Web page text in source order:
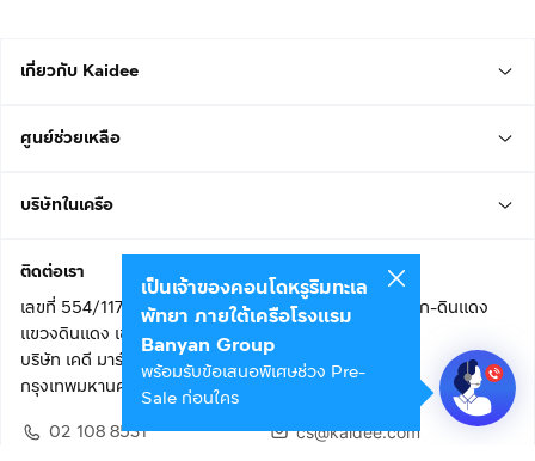
เกี่ยวกับ Kaidee
ศูนย์ช่วยเหลือ
บริษัทในเครือ
ติดต่อเรา
เลขที่ 554/117 อาคารสกายไนน์ เซ็นเตอร์ ชั้น 22 ถนนอโศก-ดินแดง
แขวงดินแดง เขตดินแดง
บริษัท เคดี มาร์เก็ตเพลส จำกัด (สำนักงานใหญ่)
กรุงเทพมหานคร 10400
02 108 8531
cs@kaidee.com
เป็นเจ้าของคอนโดหรูริมทะเล
พัทยา ภายใต้เครือโรงแรม
Banyan Group
พร้อมรับข้อเสนอพิเศษช่วง Pre-
Sale ก่อนใคร